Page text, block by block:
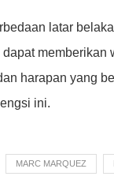
latar
memberikan
harapan yang
ini.
MARC MARQUEZ